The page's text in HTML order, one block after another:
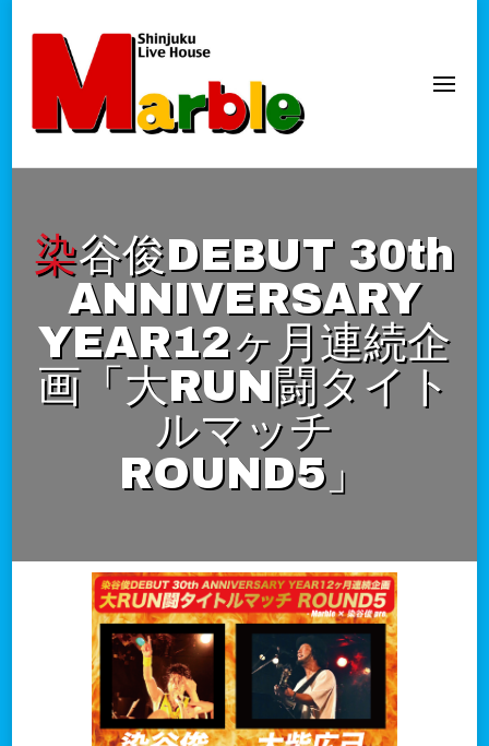
新宿Marble
official website
染谷俊DEBUT 30th
ANNIVERSARY
YEAR12ヶ月連続企
画「大RUN闘タイト
ルマッチ
ROUND5」